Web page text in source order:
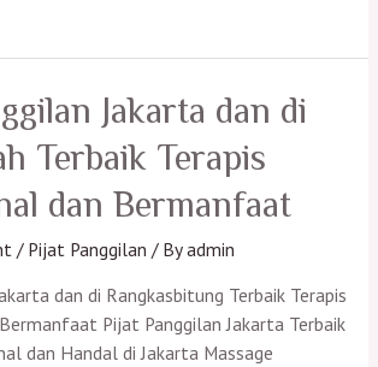
Jakarta dan di
Terbaik Terapis
dan Bermanfaat
/ Pijat Panggilan / Byadmin
dan di Rangkasbitung Terbaik Terapis
Pijat Panggilan Jakarta Terbaik
dan Handal di Jakarta Massage